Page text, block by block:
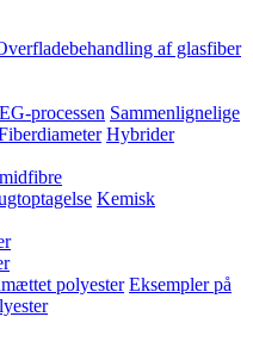
af glasfiber
processen Sammenlignelige
Hybrider
Kemisk
polyester Eksempler på